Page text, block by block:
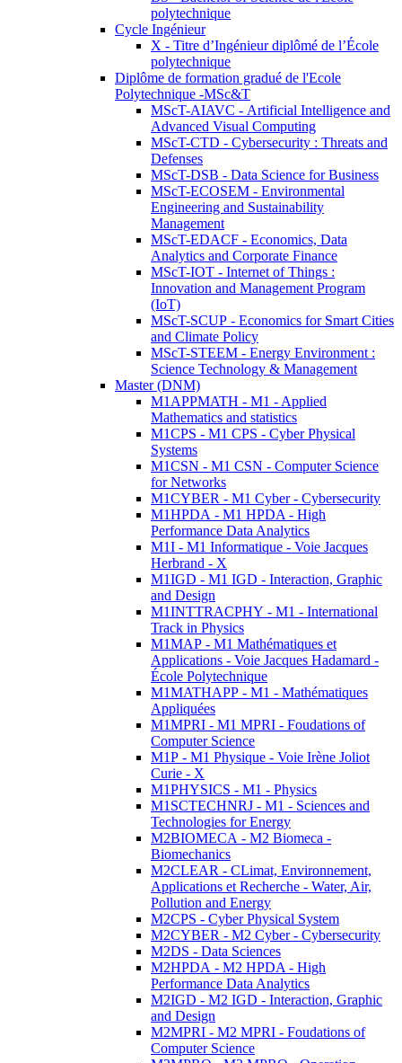
polytechnique
Cycle Ingénieur
X - Titre d’Ingénieur diplômé de l’École
polytechnique
Diplôme de formation gradué de l'Ecole
Polytechnique -MSc&T
MScT-AIAVC - Artificial Intelligence and
Advanced Visual Computing
MScT-CTD - Cybersecurity : Threats and
Defenses
MScT-DSB - Data Science for Business
MScT-ECOSEM - Environmental
Engineering and Sustainability
Management
MScT-EDACF - Economics, Data
Analytics and Corporate Finance
MScT-IOT - Internet of Things :
Innovation and Management Program
(IoT)
MScT-SCUP - Economics for Smart Cities
and Climate Policy
MScT-STEEM - Energy Environment :
Science Technology & Management
Master (DNM)
M1APPMATH - M1 - Applied
Mathematics and statistics
M1CPS - M1 CPS - Cyber Physical
Systems
M1CSN - M1 CSN - Computer Science
for Networks
M1CYBER - M1 Cyber - Cybersecurity
M1HPDA - M1 HPDA - High
Performance Data Analytics
M1I - M1 Informatique - Voie Jacques
Herbrand - X
M1IGD - M1 IGD - Interaction, Graphic
and Design
M1INTTRACPHY - M1 - International
Track in Physics
M1MAP - M1 Mathématiques et
Applications - Voie Jacques Hadamard -
École Polytechnique
M1MATHAPP - M1 - Mathématiques
Appliquées
M1MPRI - M1 MPRI - Foudations of
Computer Science
M1P - M1 Physique - Voie Irène Joliot
Curie - X
M1PHYSICS - M1 - Physics
M1SCTECHNRJ - M1 - Sciences and
Technologies for Energy
M2BIOMECA - M2 Biomeca -
Biomechanics
M2CLEAR - CLimat, Environnement,
Applications et Recherche - Water, Air,
Pollution and Energy
M2CPS - Cyber Physical System
M2CYBER - M2 Cyber - Cybersecurity
M2DS - Data Sciences
M2HPDA - M2 HPDA - High
Performance Data Analytics
M2IGD - M2 IGD - Interaction, Graphic
and Design
M2MPRI - M2 MPRI - Foudations of
Computer Science